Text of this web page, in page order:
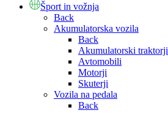
Šport in vožnja
Back
Akumulatorska vozila
Back
Akumulatorski traktorji
Avtomobili
Motorji
Skuterji
Vozila na pedala
Back